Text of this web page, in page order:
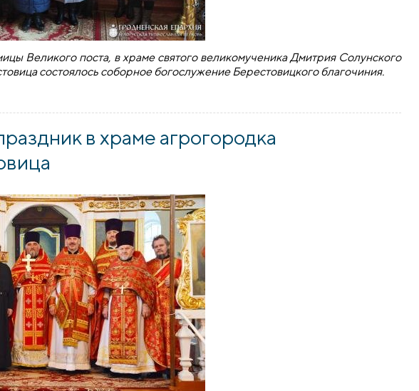
Великого поста, в храме святого великомученика Дмитрия Солунского
состоялось соборное богослужение Берестовицкого благочиния.
в храме агрогородка